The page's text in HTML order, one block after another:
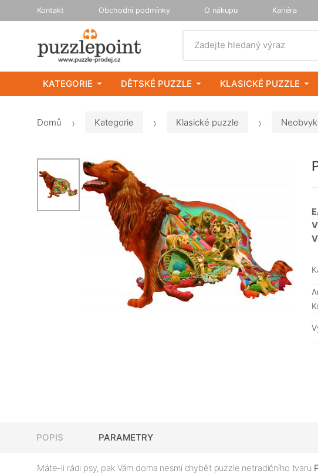
Kontakt Obchodní podmínky O nákupu Kariéra
Zadejte hledaný výraz
KATEGORIE DĚTSKÉ PUZZLE KLASICKÉ PUZZLE
Domů Kategorie Klasické puzzle
POPIS PARAMETRY
Máte-li rádi psy, pak Vám doma nesmí chybět puzzle netradičního tvaru